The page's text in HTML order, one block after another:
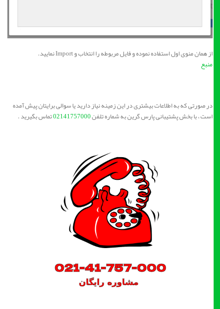
از همان منوی اول استفاده نموده و فایل مربوطه را انتخاب و Import نمایید.
منبع
در صورتی که به اطلاعات بیشتری در این زمینه نیاز دارید یا سوالی برایتان پیش آمده
است ، با بخش پشتیبانی پارس گرین به شماره تلفن02141757000تماس بگیرید .